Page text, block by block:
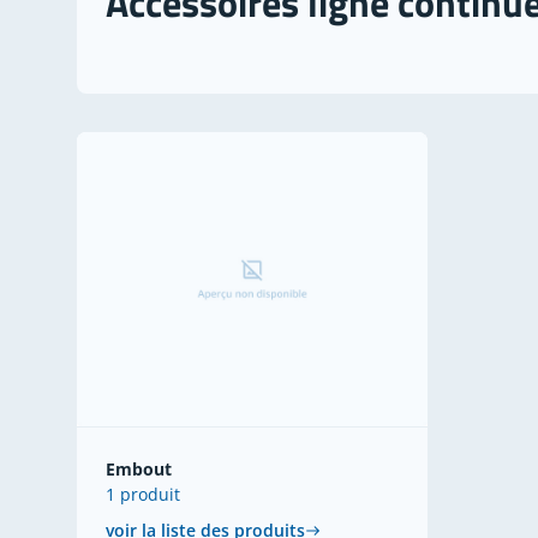
Embout
1 produit
voir la liste des produits